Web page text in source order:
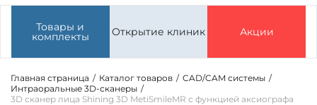
Товары и
комплекты Открытие клиник Акции
Главная страница / Каталог товаров / CAD/CAM системы /
Интраоральные 3D-сканеры /
3D сканер лица Shining 3D MetiSmileMR с функцией аксиографа